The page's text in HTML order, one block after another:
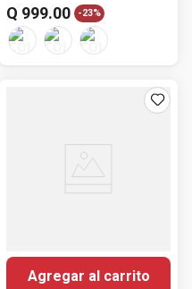
Q 999.00 -23%
Agregar al carrito